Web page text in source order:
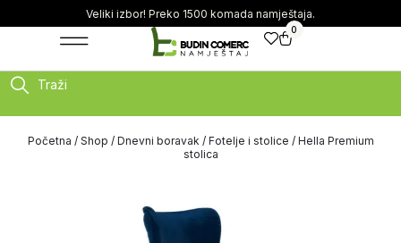
Veliki izbor! Preko 1500 komada namještaja.
0
Traži
Početna / Shop / Dnevni boravak / Fotelje i stolice / Hella Premium
stolica